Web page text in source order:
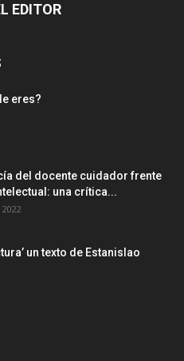
EDITOR
eres?
del docente cuidador frente
una crítica...
un texto de Estanislao